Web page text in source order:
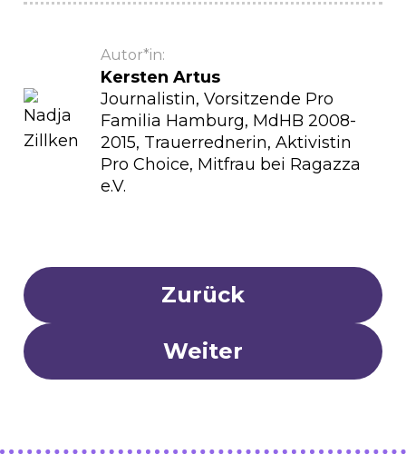
Autor*in:
Kersten Artus
Journalistin, Vorsitzende Pro
Familia Hamburg, MdHB 2008-
2015, Trauerrednerin, Aktivistin
Pro Choice, Mitfrau bei Ragazza
e.V.
Zurück
Weiter